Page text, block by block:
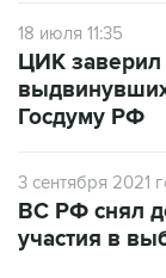
Госдуму РФ
3 сентября 2021
участия в